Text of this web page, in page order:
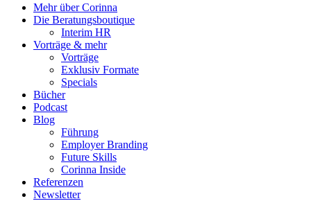
Mehr über Corinna
Die Beratungsboutique
Interim HR
Vorträge & mehr
Vorträge
Exklusiv Formate
Specials
Bücher
Podcast
Blog
Führung
Employer Branding
Future Skills
Corinna Inside
Referenzen
Newsletter